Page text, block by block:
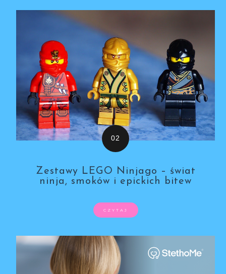
Zestawy LEGO Ninjago – świat
ninja, smoków i epickich bitew
CZYTAJ